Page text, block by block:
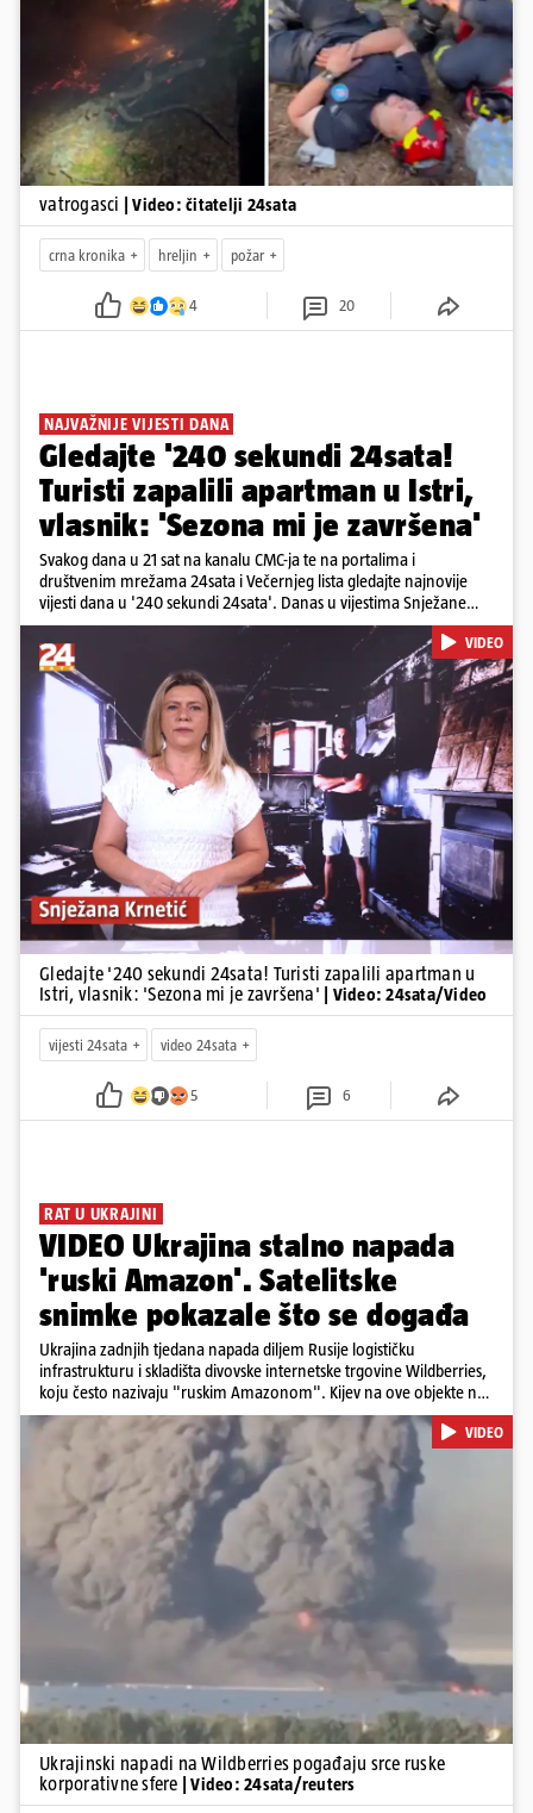
Pokretanje videa...
vatrogasci | Video: čitatelji 24sata
crna kronika hreljin požar
4 20
NAJVAŽNIJE VIJESTI DANA
Gledajte '240 sekundi 24sata!
Turisti zapalili apartman u Istri,
vlasnik: 'Sezona mi je završena'
Svakog dana u 21 sat na kanalu CMC-ja te na portalima i
društvenim mrežama 24sata i Večernjeg lista gledajte najnovije
vijesti dana u '240 sekundi 24sata'. Danas u vijestima Snježane
Krnetić: Turisti uništili apartman u Istri, 125 milijuna eura mogla bi
stajati sanacija otpada u Gospiću, u Osijeku pretukli nogometnog
suca, od utorka nove cijene goriva, rastu mirovine za 200 tisuća
branitelja...
Pokretanje videa...
VIDEO
Gledajte '240 sekundi 24sata! Turisti zapalili apartman u
Istri, vlasnik: 'Sezona mi je završena'
| Video: 24sata/Video
vijesti 24sata video 24sata
5 6
RAT U UKRAJINI
VIDEO Ukrajina stalno napada
'ruski Amazon'. Satelitske
snimke pokazale što se događa
Ukrajina zadnjih tjedana napada diljem Rusije logističku
infrastrukturu i skladišta divovske internetske trgovine Wildberries,
koju često nazivaju "ruskim Amazonom". Kijev na ove objekte ne
gleda samo kao na obična trgovačka skladišta, već tvrdi da ih ruske
snage koriste i za vojne potrebe, odnosno za skladištenje i
distribuciju dijelova za dronove i druge opreme koja se koristi u
ratu. S druge strane, napadi služe i kao izravan odgovor na ruska
bombardiranja ukrajinske poštanske i logističke infrastrukture te
kao način da se ekonomske posljedice rata prenesu dublje na ruski
teritorij i približe običnim građanima.
Pokretanje videa...
VIDEO
Ukrajinski napadi na Wildberries pogađaju srce ruske
korporativne sfere
| Video: 24sata/reuters